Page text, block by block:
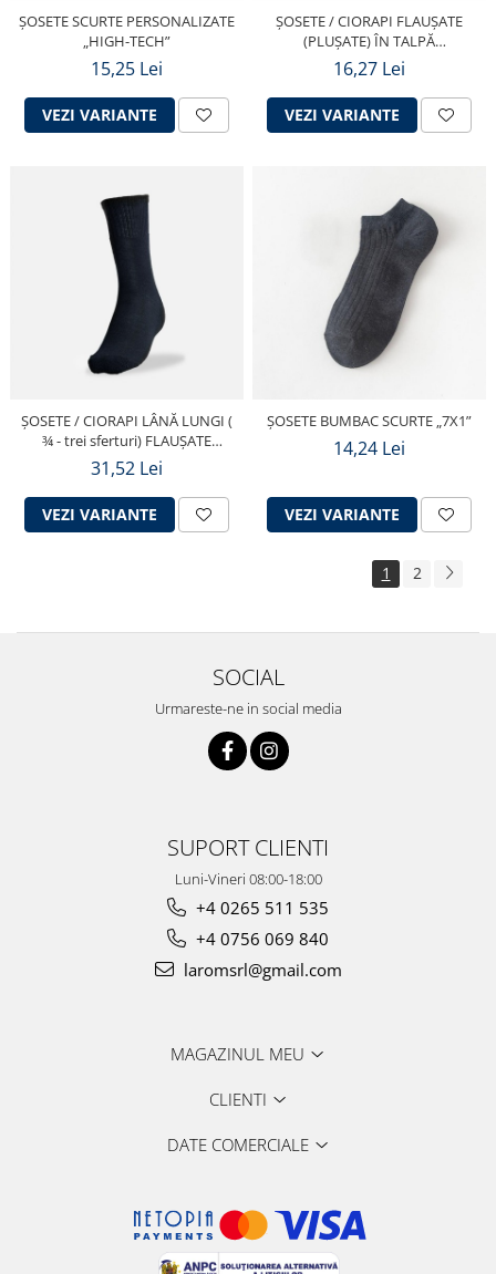
ȘOSETE SCURTE PERSONALIZATE
„HIGH-TECH”
15,25 Lei
VEZI VARIANTE
ȘOSETE / CIORAPI FLAUȘATE
(PLUȘATE) ÎN TALPĂ
PERSONALIZATE „HIGH-TECH”
16,27 Lei
VEZI VARIANTE
ȘOSETE / CIORAPI LÂNĂ LUNGI (
¾ - trei sferturi) FLAUȘATE
(PLUȘATE) ÎN TALPĂ
31,52 Lei
VEZI VARIANTE
ȘOSETE BUMBAC SCURTE „7X1”
14,24 Lei
VEZI VARIANTE
1 2
SOCIAL
Urmareste-ne in social media
SUPORT CLIENTI
Luni-Vineri 08:00-18:00
+4 0265 511 535
+4 0756 069 840
laromsrl@gmail.com
MAGAZINUL MEU
CLIENTI
DATE COMERCIALE